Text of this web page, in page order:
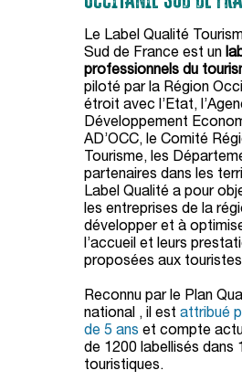
Le Label Qualité
Sud de France est un
professionnels du
piloté par la Région
étroit avec l’Etat,
Développement
AD’OCC, le Comité
Tourisme, les
partenaires dans les
Label Qualité a pour
les entreprises de la
développer et à
l’accueil et leurs
proposées aux
Reconnu par le Plan
national , il estattribué
de 5 ans et compte
de 1200 labellisés dans
touristiques.